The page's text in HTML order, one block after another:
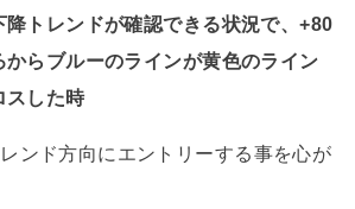
降トレンドが確認できる状況で、+80
からブルーのラインが黄色のライン
スした時
ンド方向にエントリーする事を心が